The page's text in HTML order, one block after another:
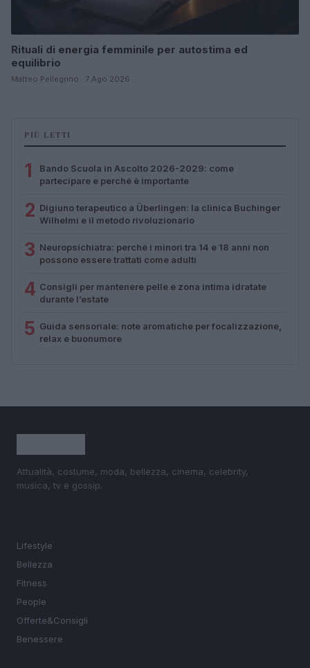
Rituali di energia femminile per autostima ed
equilibrio
Matteo Pellegrino · 7 Ago 2026
PIÙ LETTI
1
Bando Scuola in Ascolto 2026-2029: come
partecipare e perché è importante
2 Digiuno terapeutico a Überlingen: la clinica Buchinger
Wilhelmi e il metodo rivoluzionario
3 Neuropsichiatra: perché i minori tra 14 e 18 anni non
possono essere trattati come adulti
4 Consigli per mantenere pelle e zona intima idratate
durante l’estate
5 Guida sensoriale: note aromatiche per focalizzazione,
relax e buonumore
Attualità, costume, moda, bellezza, cinema, celebrity,
musica, tv e gossip.
Lifestyle
Bellezza
Fitness
People
Offerte&Consigli
Benessere